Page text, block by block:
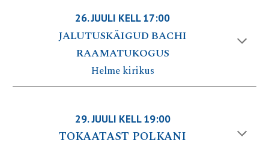
26.JUULI KELL 17:00
JALUTUSKÄIGUD BACHI
RAAMATUKOGUS
Helme kirikus
29.JUULI KELL 19:00
TOKAATAST POLKANI